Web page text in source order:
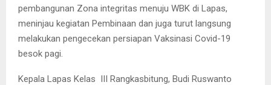
pembangunan Zona integritas menuju WBK di Lapas,
meninjau kegiatan Pembinaan dan juga turut langsung
melakukan pengecekan persiapan Vaksinasi Covid-19
besok pagi.
Kepala Lapas Kelas III Rangkasbitung, Budi Ruswanto